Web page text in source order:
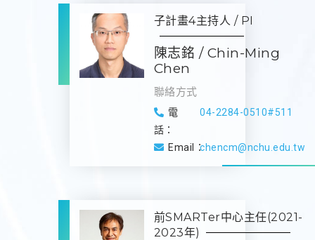
子計畫4主持人 / PI
陳志銘 / Chin-Ming
Chen
聯絡方式
電
話：
04-2284-0510#511
Email：chencm@nchu.edu.tw
前SMARTer中心主任(2021-
2023年)